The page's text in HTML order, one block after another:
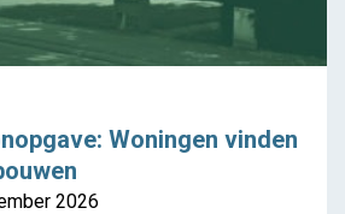
Woningen vinden
2026